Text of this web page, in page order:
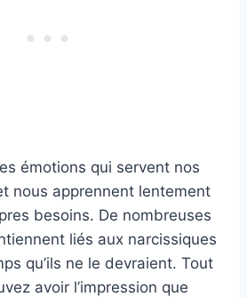
émotions qui servent nos
nous apprennent lentement
besoins. De nombreuses
liés aux narcissiques
qu’ils ne le devraient. Tout
avoir l’impression que